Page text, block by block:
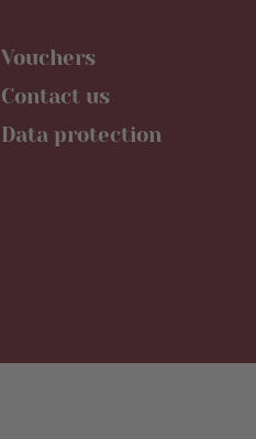
Vouchers
Contact us
Data protection